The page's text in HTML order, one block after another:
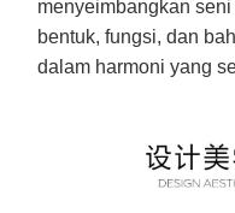
menyeimbangkan
bentuk, fungsi, dan
dalam harmoni yang